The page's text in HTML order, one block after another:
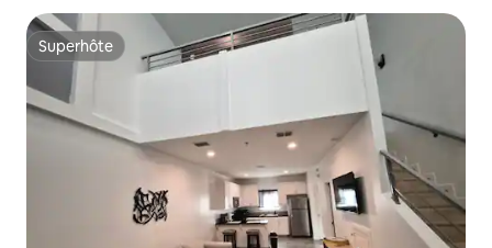
Superhôte
Superhôte